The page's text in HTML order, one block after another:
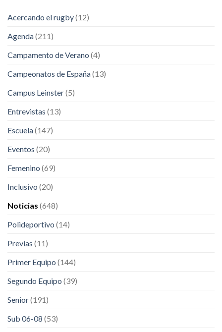
Acercando el rugby(12)
Agenda(211)
Campamento de Verano (4)
Campeonatos de España(13)
Campus Leinster(5)
Entrevistas (13)
Escuela(147)
Eventos (20)
Femenino (69)
Inclusivo (20)
Noticias (648)
Polideportivo (14)
Previas (11)
Primer Equipo (144)
Segundo Equipo (39)
Senior(191)
Sub 06-08 (53)